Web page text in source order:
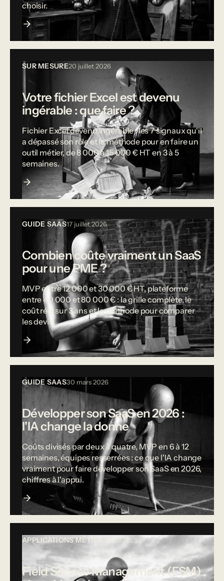
choisir.
SUR MESURE20 juillet 2026
Votre fichier Excel est devenu
ingérable : que faire ?
Fichier Excel devenu ingérable : les 7 signaux qu'il
a dépassé son rôle et la méthode pour en faire un
outil métier, de 8 000 à 15 000 € HT en 3 à 5
semaines.
GUIDE SAAS17 juillet 2026
Combien coûte vraiment un SaaS
pour une PME ?
MVP entre 12 000 et 30 000 € HT, plateforme
entre 40 000 et 80 000 € : la grille complète, le
coût réel sur 3 ans et la méthode pour comparer
les devis.
GUIDE SAAS30 mars 2026
Développer son SaaS en 2026 :
l'IA change la donne
Coûts divisés par deux à quatre, MVP en 6 à 12
semaines, équipes resserrées : ce que l'IA change
vraiment pour faire développer son SaaS en 2026,
chiffres à l'appui.
APPLICATIONS MÉTIER 12 mai 2025
Field Service Management (FSM)